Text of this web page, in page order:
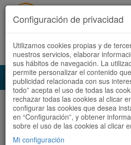
Acceder Registrate ahora
Audioruta Todas las rutas
Todas las rutas
Configuración de privacidad
Utilizamos cookies propias y de
nuestros servicios, elaborar
sus hábitos de navegación. La
permite personalizar el contenido
publicidad relacionada con sus
todo” acepta el uso de todas las
rechazar todas las cookies al clicar
configurar las cookies que desea
en “Configuración”, y obtener
sobre el uso de las cookies al clicar
Mi configuración